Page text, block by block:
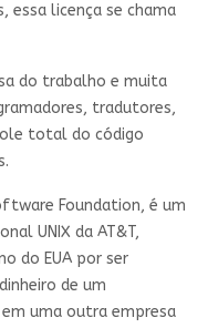
essa licença se chama
do trabalho e muita
tradutores,
total do código
Foundation, é um
UNIX da AT&T,
do EUA por ser
de um
uma outra empresa